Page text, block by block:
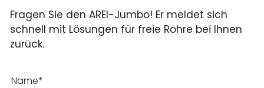
Fragen Sie den AREI-Jumbo! Er meldet sich
schnell mit Lösungen für freie Rohre bei Ihnen
zurück.